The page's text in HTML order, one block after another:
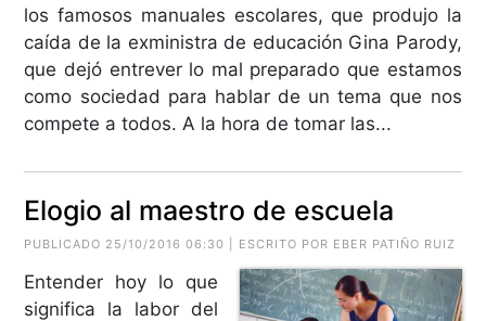
los famosos manuales escolares, que produjo la
caída de la exministra de educación Gina Parody,
que dejó entrever lo mal preparado que estamos
como sociedad para hablar de un tema que nos
compete a todos. A la hora de tomar las...
Elogio al maestro de escuela
PUBLICADO 25/10/2016 06:30 | ESCRITO POR EBER PATIÑO RUIZ
Entender hoy lo que
significa la labor del